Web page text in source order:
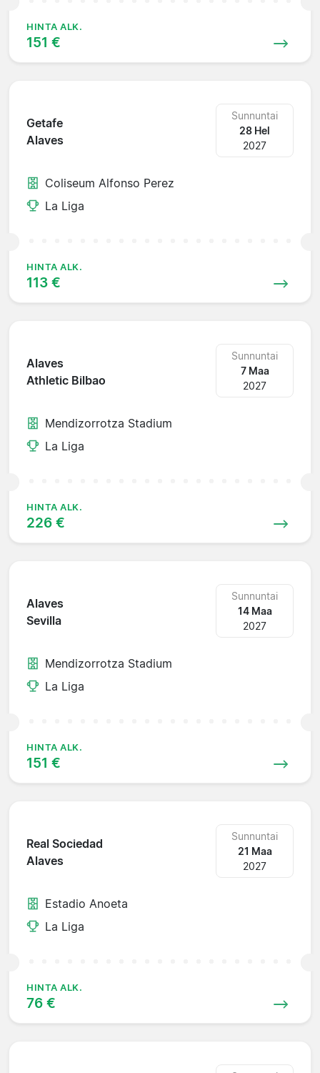
HINTA ALK.
151 €
Getafe
Alaves
Sunnuntai
28 Hel
2027
Coliseum Alfonso Perez
La Liga
HINTA ALK.
113 €
Alaves
Athletic Bilbao
Sunnuntai
7 Maa
2027
Mendizorrotza Stadium
La Liga
HINTA ALK.
226 €
Alaves
Sevilla
Sunnuntai
14 Maa
2027
Mendizorrotza Stadium
La Liga
HINTA ALK.
151 €
Real Sociedad
Alaves
Sunnuntai
21 Maa
2027
Estadio Anoeta
La Liga
HINTA ALK.
76 €